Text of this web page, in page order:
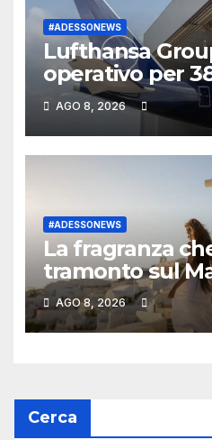
#ADESSONEWS
Lufthansa
operativo per
Pesa il
& Travel
AGO 8, 2026
#ADESSONEWS
La fragranza
tramonto sul
AGO 8, 2026
Cerca